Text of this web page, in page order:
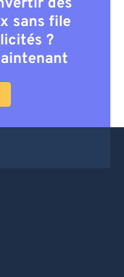
des
sans file
?